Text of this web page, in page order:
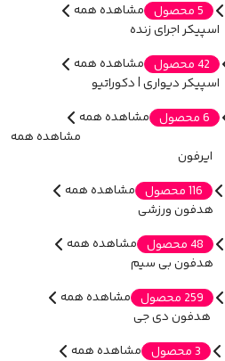
5 محصول
مشاهده همه
اسپیکر اجرای زنده
42 محصول
مشاهده همه
اسپیکر دیواری | دکوراتیو
6 محصول
مشاهده همه
مشاهده همه
ایرفون
116 محصول
مشاهده همه
هدفون ورزشی
48 محصول
مشاهده همه
هدفون بی سیم
259 محصول
مشاهده همه
هدفون دی جی
3 محصول
مشاهده همه